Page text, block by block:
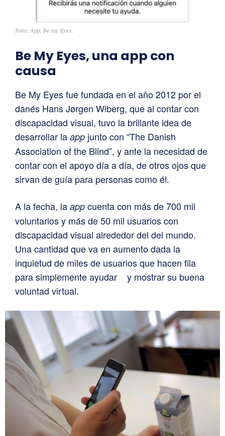
Foto: App. Be my Eyes.
Be My Eyes, una app con
causa
Be My Eyes fue fundada en el año 2012 por el
danés Hans Jørgen Wiberg, que al contar con
discapacidad visual, tuvo la brillante idea de
desarrollar la app junto con “The Danish
Association of the Blind”, y ante la necesidad de
contar con el apoyo día a día, de otros ojos que
sirvan de guía para personas como él.
A la fecha, la app cuenta con más de 700 mil
voluntarios y más de 50 mil usuarios con
discapacidad visual alrededor del del mundo.
Una cantidad que va en aumento dada la
inquietud de miles de usuarios que hacen fila
para simplemente ayudar y mostrar su buena
voluntad virtual.